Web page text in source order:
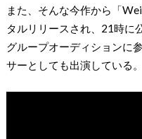
また、そんな今作から「
タルリリースされ、21時に
グループオーディションに
サーとしても出演している。